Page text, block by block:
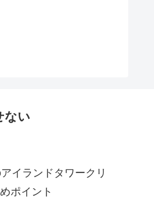
ない
イランドタワークリ
ポイント